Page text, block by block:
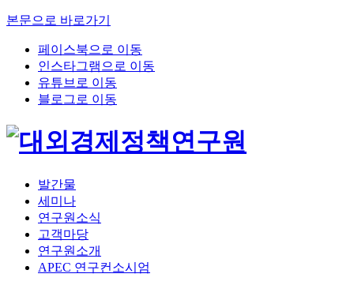
본문으로 바로가기
페이스북으로 이동
인스타그램으로 이동
유튜브로 이동
블로그로 이동
발간물
세미나
연구원소식
고객마당
연구원소개
APEC 연구컨소시엄